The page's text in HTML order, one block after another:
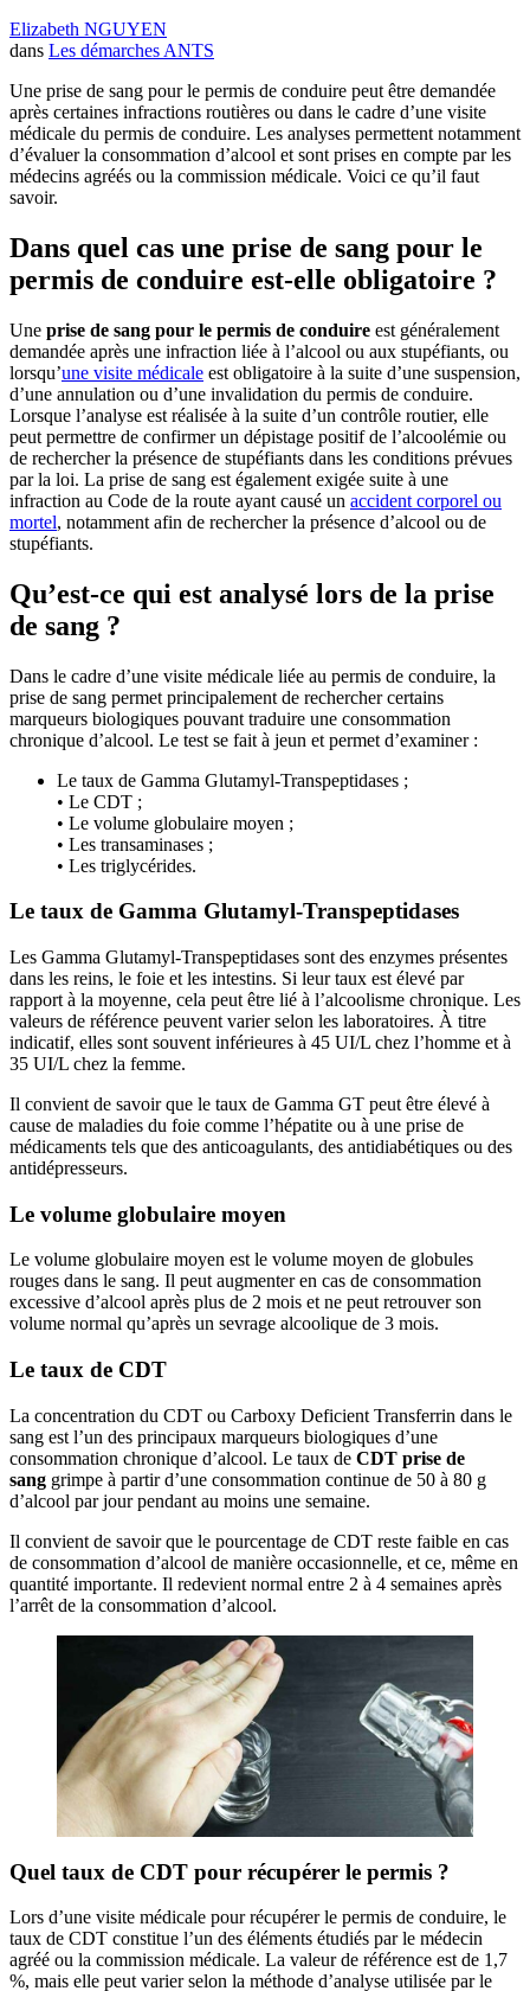
Elizabeth NGUYEN
dans Les démarches ANTS
Une prise de sang pour le permis de conduire peut être demandée
après certaines infractions routières ou dans le cadre d’une visite
médicale du permis de conduire. Les analyses permettent notamment
d’évaluer la consommation d’alcool et sont prises en compte par les
médecins agréés ou la commission médicale. Voici ce qu’il faut
savoir.
Dans quel cas une prise de sang pour le
permis de conduire est-elle obligatoire ?
Une prise de sang pour le permis de conduire est généralement
demandée après une infraction liée à l’alcool ou aux stupéfiants, ou
lorsqu’une visite médicale est obligatoire à la suite d’une suspension,
d’une annulation ou d’une invalidation du permis de conduire.
Lorsque l’analyse est réalisée à la suite d’un contrôle routier, elle
peut permettre de confirmer un dépistage positif de l’alcoolémie ou
de rechercher la présence de stupéfiants dans les conditions prévues
par la loi. La prise de sang est également exigée suite à une
infraction au Code de la route ayant causé un accident corporel ou
mortel, notamment afin de rechercher la présence d’alcool ou de
stupéfiants.
Qu’est-ce qui est analysé lors de la prise
de sang ?
Dans le cadre d’une visite médicale liée au permis de conduire, la
prise de sang permet principalement de rechercher certains
marqueurs biologiques pouvant traduire une consommation
chronique d’alcool. Le test se fait à jeun et permet d’examiner :
Le taux de Gamma Glutamyl-Transpeptidases ;
• Le CDT ;
• Le volume globulaire moyen ;
• Les transaminases ;
• Les triglycérides.
Le taux de Gamma Glutamyl-Transpeptidases
Les Gamma Glutamyl-Transpeptidases sont des enzymes présentes
dans les reins, le foie et les intestins. Si leur taux est élevé par
rapport à la moyenne, cela peut être lié à l’alcoolisme chronique. Les
valeurs de référence peuvent varier selon les laboratoires. À titre
indicatif, elles sont souvent inférieures à 45 UI/L chez l’homme et à
35 UI/L chez la femme.
Il convient de savoir que le taux de Gamma GT peut être élevé à
cause de maladies du foie comme l’hépatite ou à une prise de
médicaments tels que des anticoagulants, des antidiabétiques ou des
antidépresseurs.
Le volume globulaire moyen
Le volume globulaire moyen est le volume moyen de globules
rouges dans le sang. Il peut augmenter en cas de consommation
excessive d’alcool après plus de 2 mois et ne peut retrouver son
volume normal qu’après un sevrage alcoolique de 3 mois.
Le taux de CDT
La concentration du CDT ou Carboxy Deficient Transferrin dans le
sang est l’un des principaux marqueurs biologiques d’une
consommation chronique d’alcool. Le taux de CDT prise de
sang grimpe à partir d’une consommation continue de 50 à 80 g
d’alcool par jour pendant au moins une semaine.
Il convient de savoir que le pourcentage de CDT reste faible en cas
de consommation d’alcool de manière occasionnelle, et ce, même en
quantité importante. Il redevient normal entre 2 à 4 semaines après
l’arrêt de la consommation d’alcool.
Quel taux de CDT pour récupérer le permis ?
Lors d’une visite médicale pour récupérer le permis de conduire, le
taux de CDT constitue l’un des éléments étudiés par le médecin
agréé ou la commission médicale. La valeur de référence est de 1,7
%, mais elle peut varier selon la méthode d’analyse utilisée par le